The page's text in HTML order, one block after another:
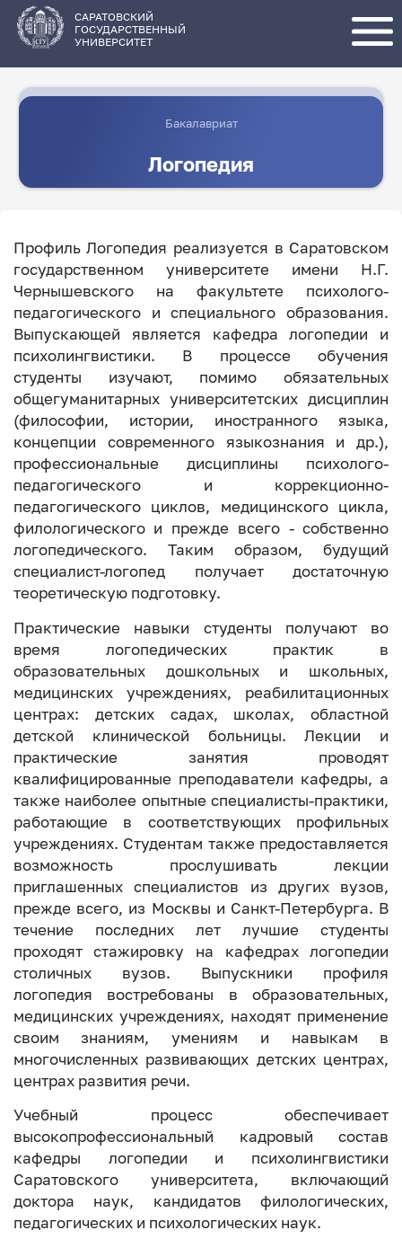
основному
содержанию
САРАТОВСКИЙ
ГОСУДАРСТВЕННЫЙ
УНИВЕРСИТЕТ
Бакалавриат
Логопедия
Профиль Логопедия реализуется в Саратовском
государственном университете имени Н.Г.
Чернышевского на факультете психолого-
педагогического и специального образования.
Выпускающей является кафедра логопедии и
психолингвистики. В процессе обучения
студенты изучают, помимо обязательных
общегуманитарных университетских дисциплин
(философии, истории, иностранного языка,
концепции современного языкознания и др.),
профессиональные дисциплины психолого-
педагогического и коррекционно-
педагогического циклов, медицинского цикла,
филологического и прежде всего - собственно
логопедического. Таким образом, будущий
специалист-логопед получает достаточную
теоретическую подготовку.
Практические навыки студенты получают во
время логопедических практик в
образовательных дошкольных и школьных,
медицинских учреждениях, реабилитационных
центрах: детских садах, школах, областной
детской клинической больницы. Лекции и
практические занятия проводят
квалифицированные преподаватели кафедры, а
также наиболее опытные специалисты-практики,
работающие в соответствующих профильных
учреждениях. Студентам также предоставляется
возможность прослушивать лекции
приглашенных специалистов из других вузов,
прежде всего, из Москвы и Санкт-Петербурга. В
течение последних лет лучшие студенты
проходят стажировку на кафедрах логопедии
столичных вузов. Выпускники профиля
логопедия востребованы в образовательных,
медицинских учреждениях, находят применение
своим знаниям, умениям и навыкам в
многочисленных развивающих детских центрах,
центрах развития речи.
Учебный процесс обеспечивает
высокопрофессиональный кадровый состав
кафедры логопедии и психолингвистики
Саратовского университета, включающий
доктора наук, кандидатов филологических,
педагогических и психологических наук.